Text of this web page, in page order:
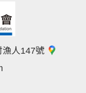
漁人147號